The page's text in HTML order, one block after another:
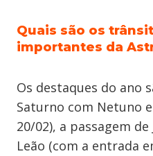
Quais são os
importantes da
Os destaques do ano
Saturno com Netuno
20/02), a passagem
Leão (com a entrada